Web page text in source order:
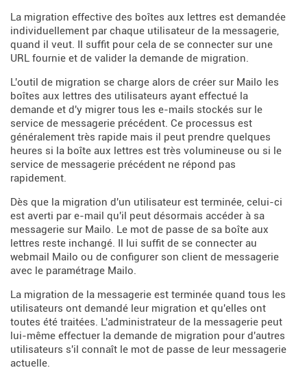
La migration effective des boîtes aux lettres est demandée
individuellement par chaque utilisateur de la messagerie,
quand il veut. Il suffit pour cela de se connecter sur une
URL fournie et de valider la demande de migration.
L'outil de migration se charge alors de créer sur Mailo les
boîtes aux lettres des utilisateurs ayant effectué la
demande et d'y migrer tous les e-mails stockés sur le
service de messagerie précédent. Ce processus est
généralement très rapide mais il peut prendre quelques
heures si la boîte aux lettres est très volumineuse ou si le
service de messagerie précédent ne répond pas
rapidement.
Dès que la migration d'un utilisateur est terminée, celui-ci
est averti par e-mail qu'il peut désormais accéder à sa
messagerie sur Mailo. Le mot de passe de sa boîte aux
lettres reste inchangé. Il lui suffit de se connecter au
webmail Mailo ou de configurer son client de messagerie
avec le paramétrage Mailo.
La migration de la messagerie est terminée quand tous les
utilisateurs ont demandé leur migration et qu'elles ont
toutes été traitées. L'administrateur de la messagerie peut
lui-même effectuer la demande de migration pour d'autres
utilisateurs s'il connaît le mot de passe de leur messagerie
actuelle.